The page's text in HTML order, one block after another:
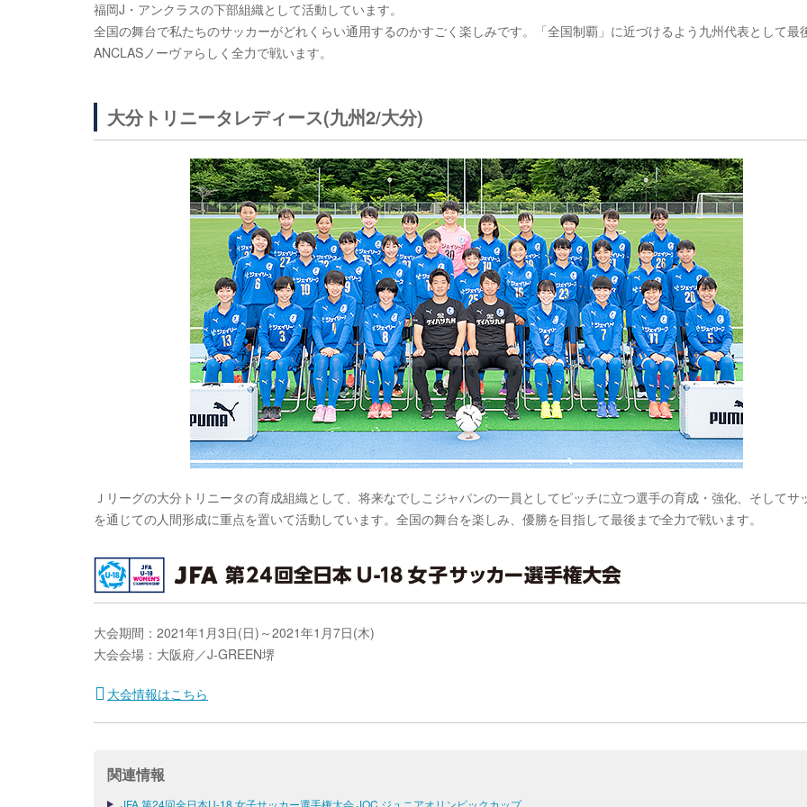
福岡J・アンクラスの下部組織として活動しています。
全国の舞台で私たちのサッカーがどれくらい通用するのかすごく楽しみです。「全国制覇」に近づけるよう九州代表として最
ANCLASノーヴァらしく全力で戦います。
大分トリニータレディース(九州2/大分)
Ｊリーグの大分トリニータの育成組織として、将来なでしこジャパンの一員としてピッチに立つ選手の育成・強化、そしてサ
を通じての人間形成に重点を置いて活動しています。全国の舞台を楽しみ、優勝を目指して最後まで全力で戦います。
大会期間：2021年1月3日(日)～2021年1月7日(木)
大会会場：大阪府／J-GREEN堺
大会情報はこちら
関連情報
JFA 第24回全日本U-18 女子サッカー選手権大会 JOC ジュニアオリンピックカップ